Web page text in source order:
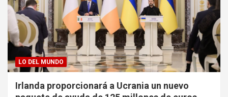
LO DEL MUNDO
Irlanda proporcionará a Ucrania un nuevo